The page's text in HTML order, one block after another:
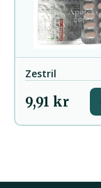
Zestril
9,91 kr